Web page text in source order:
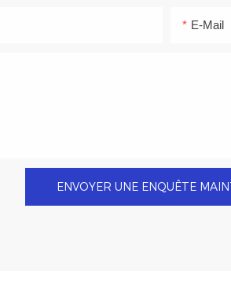
E-Mail
ENVOYER UNE ENQUÊTE